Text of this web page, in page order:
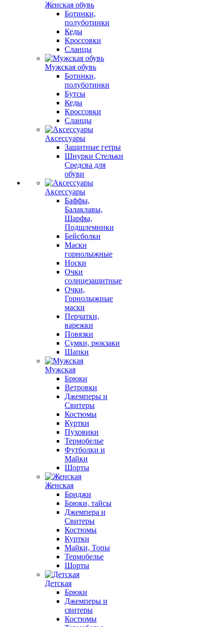
Женская обувь
Ботинки,
полуботинки
Кеды
Кроссовки
Сланцы
Мужская обувь
Ботинки,
полуботинки
Бутсы
Кеды
Кроссовки
Сланцы
Аксессуары
Защитные гетры
Шнурки Стельки
Средсва для
обуви
Аксессуары
Баффы,
Балаклавы,
Шарфы,
Подшлемники
Бейсболки
Маски
горнолыжные
Носки
Очки
солнцезащитные
Очки,
Горнолыжные
маски
Перчатки,
варежки
Повязки
Сумки, рюкзаки
Шапки
Мужская
Брюки
Ветровки
Джемперы и
Свитеры
Костюмы
Куртки
Пуховики
Термобелье
Футболки и
Майки
Шорты
Женская
Бриджи
Брюки, тайсы
Джемпера и
Свитеры
Костюмы
Куртки
Майки, Топы
Термобелье
Шорты
Детская
Брюки
Джемперы и
свитеры
Костюмы